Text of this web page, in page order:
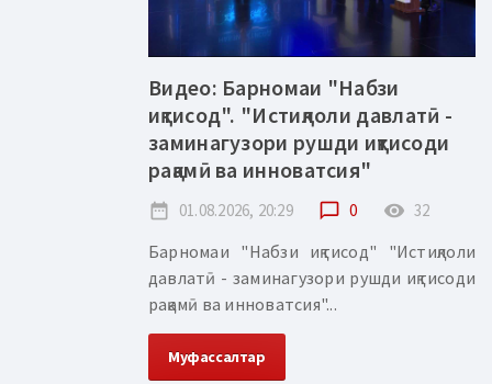
Видео: Барномаи "Набзи
иқтисод". "Истиқлоли давлатӣ -
заминагузори рушди иқтисоди
рақамӣ ва инноватсия"
date_range 01.08.2026, 20:29 chat_bubble_outline 0 remove_red_eye 32
Барномаи "Набзи иқтисод" "Истиқлоли
давлатӣ - заминагузори рушди иқтисоди
рақамӣ ва инноватсия"...
Муфассалтар